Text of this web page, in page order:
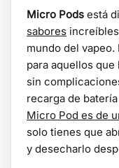
Micro Pods está
sabores
mundo del
para aquellos
sin
recarga de
Micro Pod es de
solo tienes que
y desecharlo